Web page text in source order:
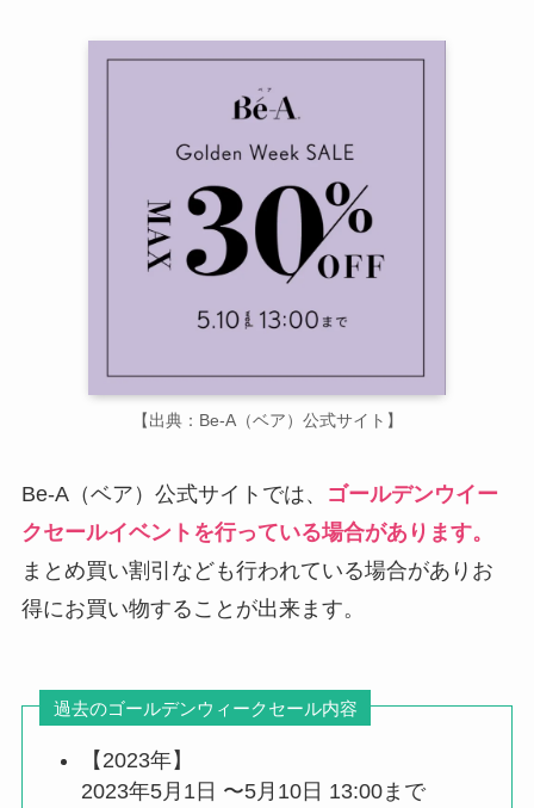
【出典：Be-A（ベア）公式サイト】
Be-A（ベア）公式サイトでは、
ゴールデンウイー
クセールイベントを行っている場合があります。
まとめ買い割引なども行われている場合がありお
得にお買い物することが出来ます。
過去のゴールデンウィークセール内容
【2023年】
2023年5月1日 〜5月10日 13:00まで